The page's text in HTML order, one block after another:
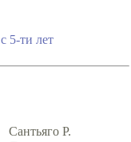
с 5-ти лет
Сантьяго Р.